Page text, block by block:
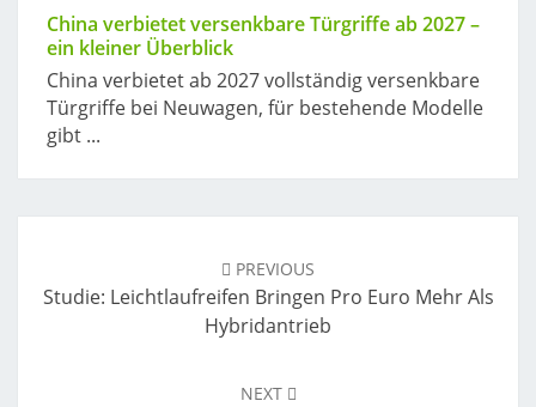
China verbietet versenkbare Türgriffe ab 2027 –
ein kleiner Überblick
China verbietet ab 2027 vollständig versenkbare
Türgriffe bei Neuwagen, für bestehende Modelle
gibt ...
PREVIOUS
Studie: Leichtlaufreifen Bringen Pro Euro Mehr Als
Hybridantrieb
NEXT